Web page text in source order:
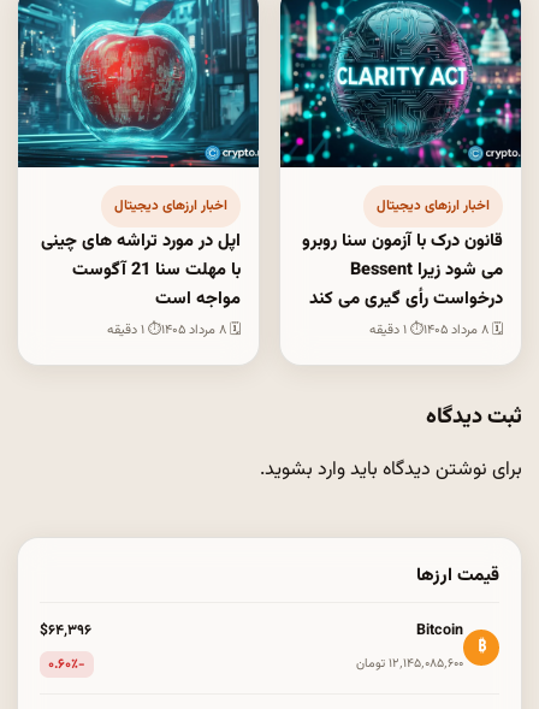
اخبار ارزهای دیجیتال
قانون درک با آزمون سنا روبرو
می شود زیرا Bessent
درخواست رأی گیری می کند
🗓 ۸ مرداد ۱۴۰۵ ⏱ ۱ دقیقه
اخبار ارزهای دیجیتال
اپل در مورد تراشه های چینی
با مهلت سنا 21 آگوست
مواجه است
🗓 ۸ مرداد ۱۴۰۵ ⏱ ۱ دقیقه
ثبت دیدگاه
برای نوشتن دیدگاه بایدوارد بشوید.
قیمت ارزها
₿
Bitcoin
۱۲٬۱۴۵٬۰۸۵٬۶۰۰ تومان
$۶۴٬۳۹۶
-۰.۶۰٪